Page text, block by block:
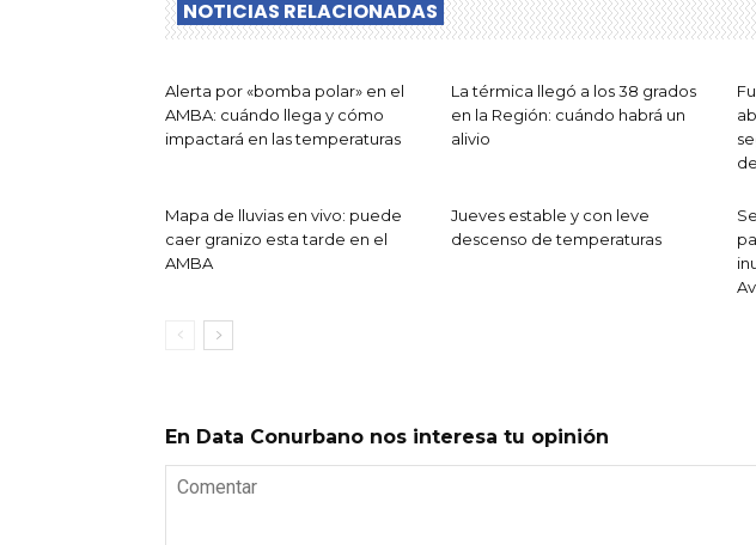
NOTICIAS RELACIONADAS
Alerta por «bomba polar» en el
AMBA: cuándo llega y cómo
impactará en las temperaturas
La térmica llegó a los 38 grados
en la Región: cuándo habrá un
alivio
Mapa de lluvias en vivo: puede
caer granizo esta tarde en el
AMBA
Jueves estable y con leve
descenso de temperaturas
En Data Conurbano nos interesa tu opinión